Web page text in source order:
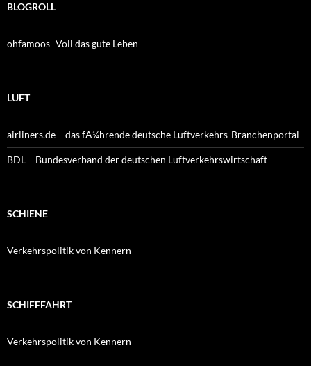
BLOGROLL
ohfamoos- Voll das gute Leben
LUFT
airliners.de – das fÃ¼hrende deutsche Luftverkehrs-Branchenportal
BDL – Bundesverband der deutschen Luftverkehrswirtschaft
SCHIENE
Verkehrspolitik von Kennern
SCHIFFFAHRT
Verkehrspolitik von Kennern